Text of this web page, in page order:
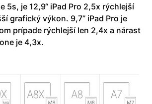
5s, je 12,9“ iPad Pro 2,5x rýchlejší
grafický výkon. 9,7” iPad Pro je
prípade rýchlejší len 2,4x a nárast
je 4,3x.